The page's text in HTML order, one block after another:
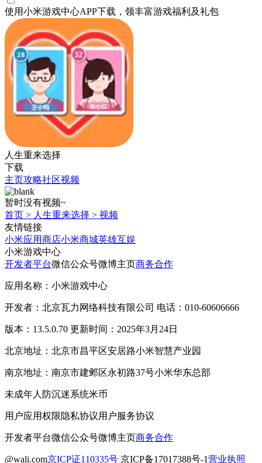
使用小米游戏中心APP下载 ，领丰富游戏福利 及礼包
人生重来选择
下载
主页攻略社区视频
暂时没有视频~
首页 > 人生重来选择 > 视频
友情链接
小米应用商店小米商城英雄互娱
小米游戏中心
开发者平台微信公众号微博主页商务合作
应用名称：小米游戏中心
开发者：北京瓦力网络科技有限公司 电话：010-60606666
版本：13.5.0.70 更新时间：2025年3月24日
北京地址：北京市昌平区安居路小米智慧产业园
南京地址：南京市建邺区永初路37号小米华东总部
未成年人防沉迷系统米币
用户应用权限隐私协议用户服务协议
开发者平台微信公众号微博主页商务合作
@wali.com京ICP证110335号 京ICP备17017388号-1营业执照